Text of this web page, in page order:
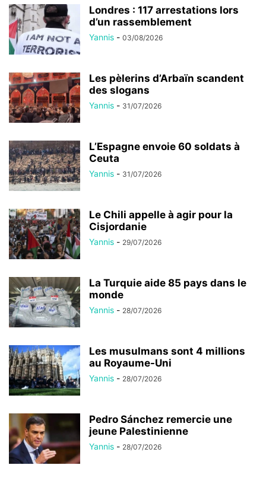
Londres : 117 arrestations lors
d’un rassemblement
Yannis - 03/08/2026
Les pèlerins d’Arbaïn scandent
des slogans
Yannis - 31/07/2026
L’Espagne envoie 60 soldats à
Ceuta
Yannis - 31/07/2026
Le Chili appelle à agir pour la
Cisjordanie
Yannis - 29/07/2026
La Turquie aide 85 pays dans le
monde
Yannis - 28/07/2026
Les musulmans sont 4 millions
au Royaume-Uni
Yannis - 28/07/2026
Pedro Sánchez remercie une
jeune Palestinienne
Yannis - 28/07/2026